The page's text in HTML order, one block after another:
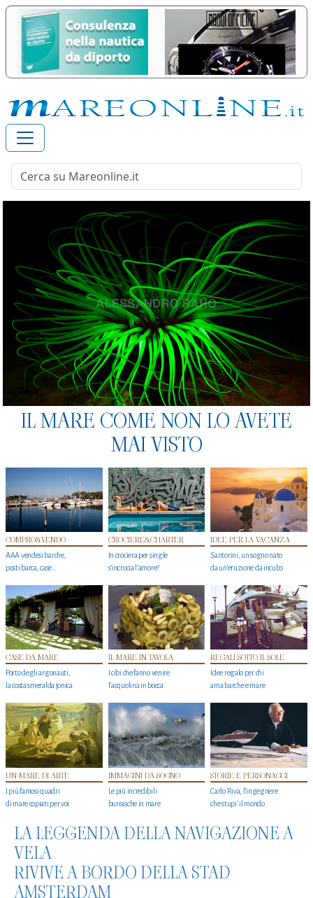
IL MARE COME NON LO AVETE
MAI VISTO
COMPRO&VENDO
AAA vendesi barche,
posti barca, case…
CROCIERE&CHARTER
In crociera per single
s'incrocia l’amore?
IDEE PER LA VACANZA
Santorini, un sogno nato
da un’eruzione da incubo
CASE DA MARE
Porto degli argonauti,
la costa smeralda jonica
IL MARE IN TAVOLA
I cibi che fanno venire
l’acquolina in bocca
REGALI SOTTO IL SOLE
Idee regalo per chi
ama barche e mare
UN MARE DI ARTE
I più famosi quadri
di mare copiati per voi
IMMAGINI DA SOGNO
Le più incredibili
burrasche in mare
STORIE E PERSONAGGI
Carlo Riva, l’ingegnere
che stupi' il mondo
LA LEGGENDA DELLA NAVIGAZIONE A
VELA
RIVIVE A BORDO DELLA STAD
AMSTERDAM